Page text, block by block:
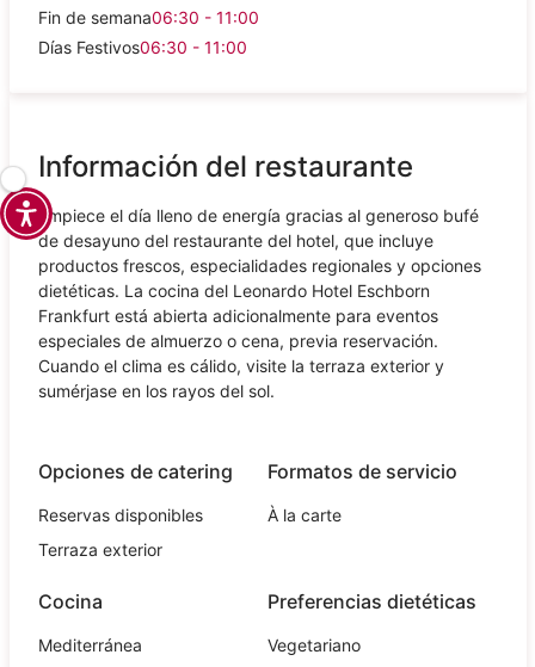
Fin de semana06:30 - 11:00
Días Festivos06:30 - 11:00
Información del restaurante
Empiece el día lleno de energía gracias al generoso bufé
de desayuno del restaurante del hotel, que incluye
productos frescos, especialidades regionales y opciones
dietéticas. La cocina del Leonardo Hotel Eschborn
Frankfurt está abierta adicionalmente para eventos
especiales de almuerzo o cena, previa reservación.
Cuando el clima es cálido, visite la terraza exterior y
sumérjase en los rayos del sol.
Opciones de catering
Reservas disponibles
Terraza exterior
Formatos de servicio
À la carte
Cocina
Mediterránea
Preferencias dietéticas
Vegetariano